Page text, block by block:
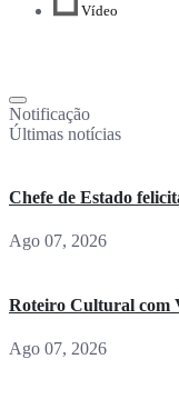
Vídeo
Notificação
Últimas notícias
Chefe de Estado
Ago 07, 2026
Roteiro Cultural com
Ago 07, 2026